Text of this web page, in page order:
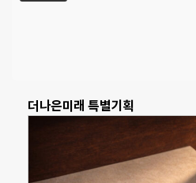
더나은미래 특별기획